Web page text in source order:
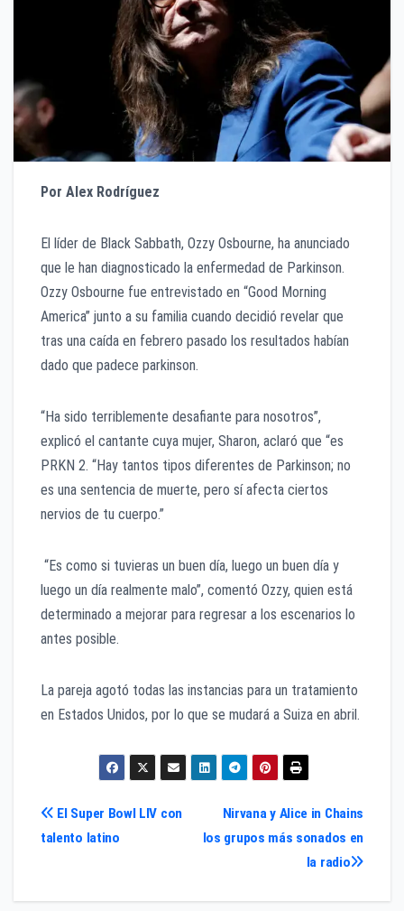
Por Alex Rodríguez
El líder de Black Sabbath, Ozzy Osbourne, ha anunciado
que le han diagnosticado la enfermedad de Parkinson.
Ozzy Osbourne fue entrevistado en “Good Morning
America” junto a su familia cuando decidió revelar que
tras una caída en febrero pasado los resultados habían
dado que padece parkinson.
“Ha sido terriblemente desafiante para nosotros”,
explicó el cantante cuya mujer, Sharon, aclaró que “es
PRKN 2. “Hay tantos tipos diferentes de Parkinson; no
es una sentencia de muerte, pero sí afecta ciertos
nervios de tu cuerpo.”
“Es como si tuvieras un buen día, luego un buen día y
luego un día realmente malo”, comentó Ozzy, quien está
determinado a mejorar para regresar a los escenarios lo
antes posible.
La pareja agotó todas las instancias para un tratamiento
en Estados Unidos, por lo que se mudará a Suiza en abril.
Navegación
entradas
Nirvana y Alice in Chains
los grupos más sonados en
la radio
El Super Bowl LIV con
talento latino